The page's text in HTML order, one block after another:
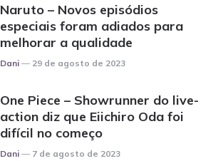
Naruto – Novos episódios
especiais foram adiados para
melhorar a qualidade
Posted
Dani 29 de agosto de 2023
One Piece – Showrunner do live-
action diz que Eiichiro Oda foi
difícil no começo
Posted
Dani 7 de agosto de 2023